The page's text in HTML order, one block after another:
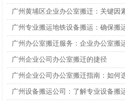
广州黄埔区企业办公室搬迁：关键因
广州专业搬运地铁设备搬运：确保搬
广州办公室搬迁服务：企业办公室搬
广州企业公司办公室搬迁的捷径
广州企业公司办公室搬迁指南：如何
广州设备搬运公司：了解专业设备搬